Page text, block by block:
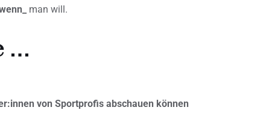
man will.
…
von Sportprofis abschauen können